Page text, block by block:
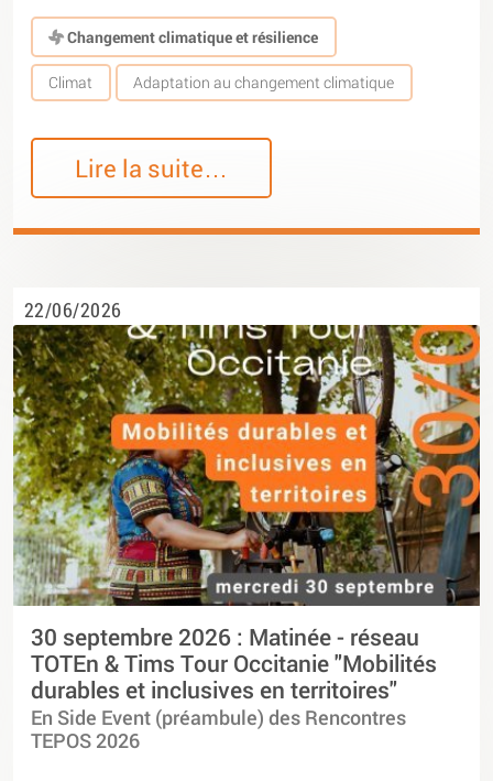
Changement climatique et résilience
Climat Adaptation au changement climatique
Lire la suite…
22/06/2026
30 septembre 2026 : Matinée - réseau
TOTEn & Tims Tour Occitanie "Mobilités
durables et inclusives en territoires"
En Side Event (préambule) des Rencontres
TEPOS 2026